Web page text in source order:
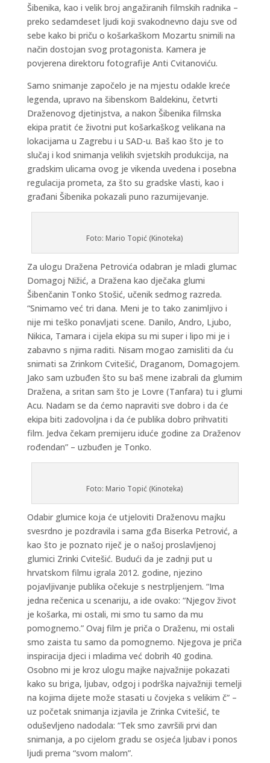
Šibenika, kao i velik broj angažiranih filmskih radnika –
preko sedamdeset ljudi koji svakodnevno daju sve od
sebe kako bi priču o košarkaškom Mozartu snimili na
način dostojan svog protagonista. Kamera je
povjerena direktoru fotografije Anti Cvitanoviću.
Samo snimanje započelo je na mjestu odakle kreće
legenda, upravo na šibenskom Baldekinu, četvrti
Draženovog djetinjstva, a nakon Šibenika filmska
ekipa pratit će životni put košarkaškog velikana na
lokacijama u Zagrebu i u SAD-u. Baš kao što je to
slučaj i kod snimanja velikih svjetskih produkcija, na
gradskim ulicama ovog je vikenda uvedena i posebna
regulacija prometa, za što su gradske vlasti, kao i
građani Šibenika pokazali puno razumijevanje.
Foto: Mario Topić (Kinoteka)
Za ulogu Dražena Petrovića odabran je mladi glumac
Domagoj Nižić, a Dražena kao dječaka glumi
Šibenčanin Tonko Stošić, učenik sedmog razreda.
“Snimamo već tri dana. Meni je to tako zanimljivo i
nije mi teško ponavljati scene. Danilo, Andro, Ljubo,
Nikica, Tamara i cijela ekipa su mi super i lipo mi je i
zabavno s njima raditi. Nisam mogao zamisliti da ću
snimati sa Zrinkom Cvitešić, Draganom, Domagojem.
Jako sam uzbuđen što su baš mene izabrali da glumim
Dražena, a sritan sam što je Lovre (Tanfara) tu i glumi
Acu. Nadam se da ćemo napraviti sve dobro i da će
ekipa biti zadovoljna i da će publika dobro prihvatiti
film. Jedva čekam premijeru iduće godine za Draženov
rođendan” – uzbuđen je Tonko.
Foto: Mario Topić (Kinoteka)
Odabir glumice koja će utjeloviti Draženovu majku
svesrdno je pozdravila i sama gđa Biserka Petrović, a
kao što je poznato riječ je o našoj proslavljenoj
glumici Zrinki Cvitešić. Budući da je zadnji put u
hrvatskom filmu igrala 2012. godine, njezino
pojavljivanje publika očekuje s nestrpljenjem. “Ima
jedna rečenica u scenariju, a ide ovako: “Njegov život
je košarka, mi ostali, mi smo tu samo da mu
pomognemo.” Ovaj film je priča o Draženu, mi ostali
smo zaista tu samo da pomognemo. Njegova je priča
inspiracija djeci i mladima već dobrih 40 godina.
Osobno mi je kroz ulogu majke najvažnije pokazati
kako su briga, ljubav, odgoj i podrška najvažniji temelji
na kojima dijete može stasati u čovjeka s velikim č” –
uz početak snimanja izjavila je Zrinka Cvitešić, te
oduševljeno nadodala: “Tek smo završili prvi dan
snimanja, a po cijelom gradu se osjeća ljubav i ponos
ljudi prema “svom malom”.